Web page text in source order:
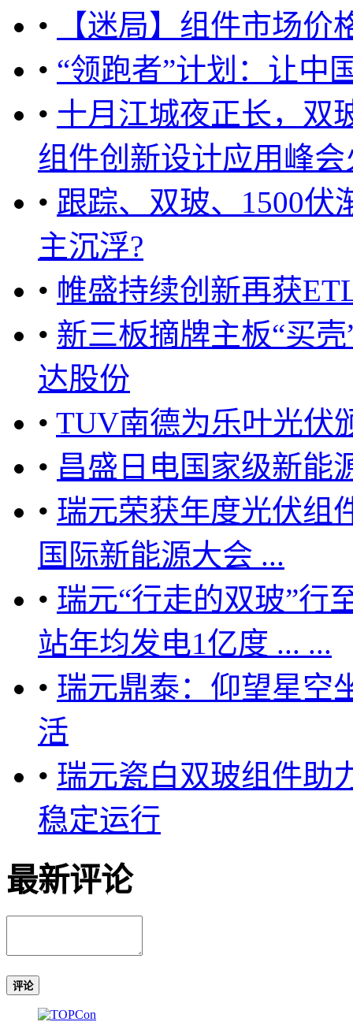
•
【迷局】组件市场价
• “领跑者”计划：让中
• 十月江城夜正长，
组件创新设计应用峰
• 跟踪、双玻、1500伏
主沉浮?
• 帷盛持续创新再获
• 新三板摘牌主板“买
达股份
• TUV南德为乐叶光伏
• 昌盛日电国家级新能
• 瑞元荣获年度光伏组
国际新能源大会 ...
• 瑞元“行走的双玻”行
站年均发电1亿度 ... ...
• 瑞元鼎泰：仰望星空
活
• 瑞元瓷白双玻组件助
稳定运行
最新评论
评论